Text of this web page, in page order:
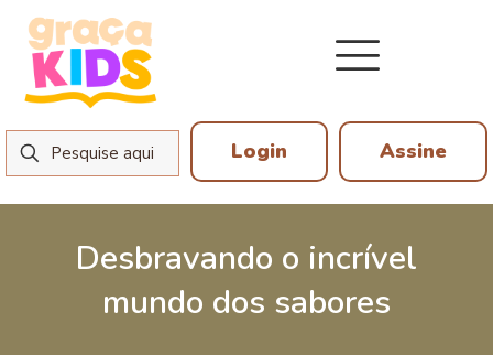
Login Assine
Desbravando o incrível
mundo dos sabores